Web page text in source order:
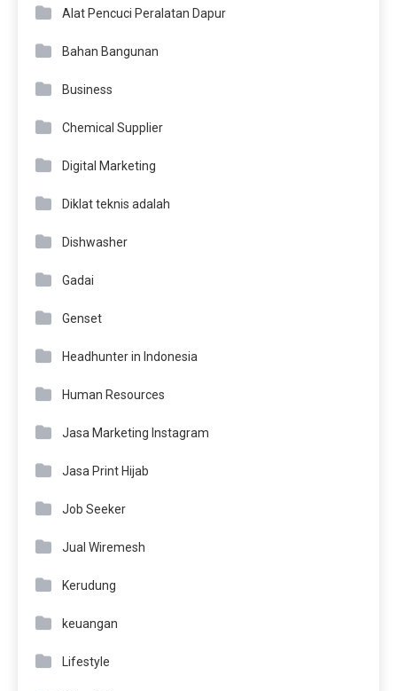
Alat Pencuci Peralatan Dapur
Bahan Bangunan
Business
Chemical Supplier
Digital Marketing
Diklat teknis adalah
Dishwasher
Gadai
Genset
Headhunter in Indonesia
Human Resources
Jasa Marketing Instagram
Jasa Print Hijab
Job Seeker
Jual Wiremesh
Kerudung
keuangan
Lifestyle